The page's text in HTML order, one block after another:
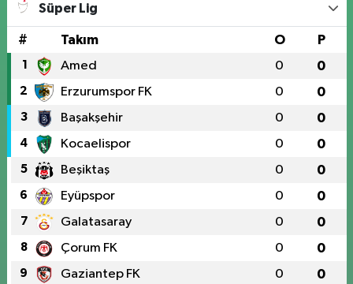
Süper Lig
# Takım O P
1 Amed 0 0
2 Erzurumspor FK 0 0
3 Başakşehir 0 0
4 Kocaelispor 0 0
5 Beşiktaş 0 0
6 Eyüpspor 0 0
7 Galatasaray 0 0
8 Çorum FK 0 0
9 Gaziantep FK 0 0